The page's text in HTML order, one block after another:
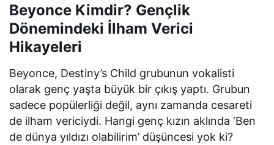
Beyonce Kimdir? Gençlik
Dönemindeki İlham Verici
Hikayeleri
Beyonce, Destiny’s Child grubunun vokalisti
olarak genç yaşta büyük bir çıkış yaptı. Grubun
sadece popülerliği değil, aynı zamanda cesareti
de ilham vericiydi. Hangi genç kızın aklında ‘Ben
de dünya yıldızı olabilirim’ düşüncesi yok ki?